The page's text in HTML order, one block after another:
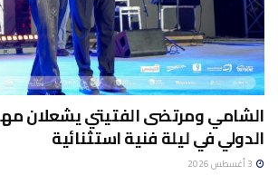
الشامي ومرتضى الفتيتي يشعلان
الدولي في ليلة فنية استثنائية